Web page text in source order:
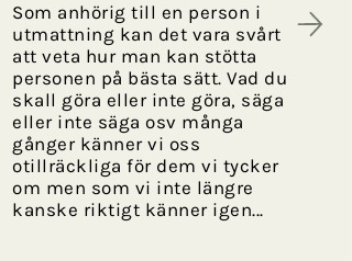
Som anhörig till en person i
utmattning kan det vara svårt
att veta hur man kan stötta
personen på bästa sätt. Vad du
skall göra eller inte göra, säga
eller inte säga osv många
gånger känner vi oss
otillräckliga för dem vi tycker
om men som vi inte längre
kanske riktigt känner igen...